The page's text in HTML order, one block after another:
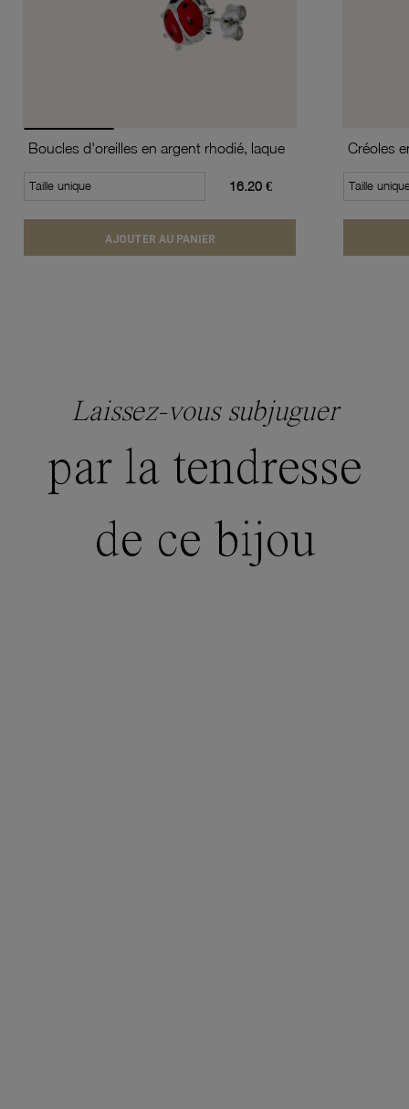
Boucles d'oreilles en argent rhodié, laque
Taille unique 16.20 €
AJOUTER AU PANIER
Taille
Laissez-vous subjuguer
par la tendresse
de ce bijou